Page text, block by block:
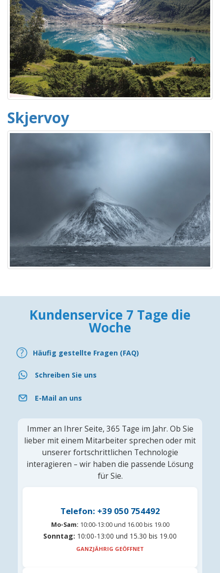
Skjervoy
Kundenservice 7 Tage die
Woche
Häufig gestellte Fragen (FAQ)
Schreiben Sie uns
E-Mail an uns
Immer an Ihrer Seite, 365 Tage im Jahr. Ob Sie
lieber mit einem Mitarbeiter sprechen oder mit
unserer fortschrittlichen Technologie
interagieren – wir haben die passende Lösung
für Sie.
Telefon: +39 050 754492
Mo-Sam: 10:00-13:00 und 16.00 bis 19.00
Sonntag: 10:00-13:00 und 15.30 bis 19.00
GANZJÄHRIG GEÖFFNET